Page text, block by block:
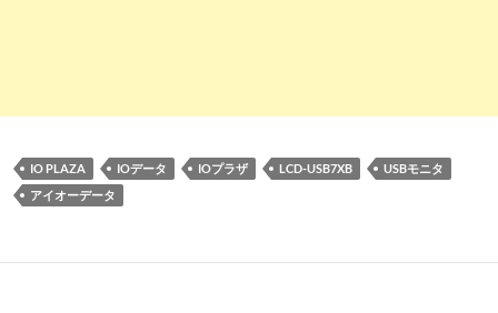
IO PLAZA IOデータ IOプラザ LCD-USB7XB
USBモニタ
アイオーデータ